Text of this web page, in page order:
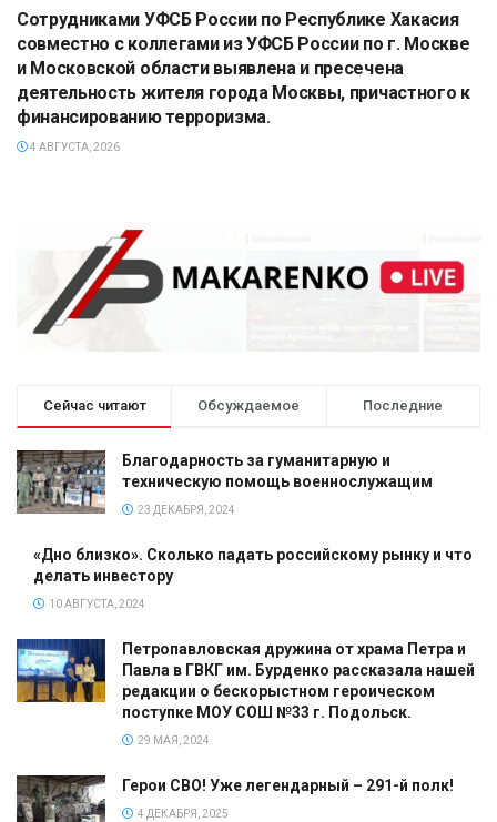
Сотрудниками УФСБ России по Республике Хакасия
совместно с коллегами из УФСБ России по г. Москве
и Московской области выявлена и пресечена
деятельность жителя города Москвы, причастного к
финансированию терроризма.
4 АВГУСТА, 2026
Сейчас читают Обсуждаемое Последние
Благодарность за гуманитарную и
техническую помощь военнослужащим
23 ДЕКАБРЯ, 2024
«Дно близко». Сколько падать российскому рынку и что
делать инвестору
10 АВГУСТА, 2024
Петропавловская дружина от храма Петра и
Павла в ГВКГ им. Бурденко рассказала нашей
редакции о бескорыстном героическом
поступке МОУ СОШ №33 г. Подольск.
29 МАЯ, 2024
Герои СВО! Уже легендарный – 291-й полк!
4 ДЕКАБРЯ, 2025